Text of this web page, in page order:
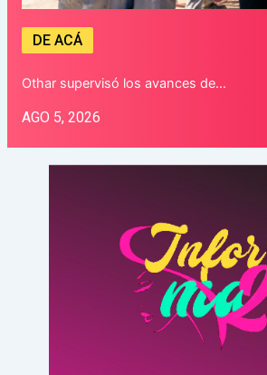
DE ACÁ
Othar supervisó los avances de…
AGO 5, 2026